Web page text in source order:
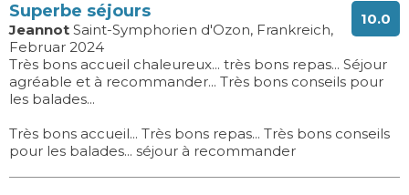
10.0
Superbe séjours
Jeannot Saint-Symphorien d'Ozon, Frankreich,
Februar 2024
Très bons accueil chaleureux... très bons repas... Séjour
agréable et à recommander... Très bons conseils pour
les balades...
Très bons accueil... Très bons repas... Très bons conseils
pour les balades... séjour à recommander